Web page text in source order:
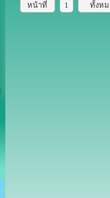
หน้าที่ 1 ทั้งห